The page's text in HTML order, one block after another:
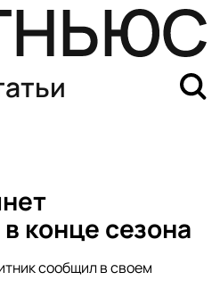
конце сезона
сообщил в своем
фоне марсианского холма